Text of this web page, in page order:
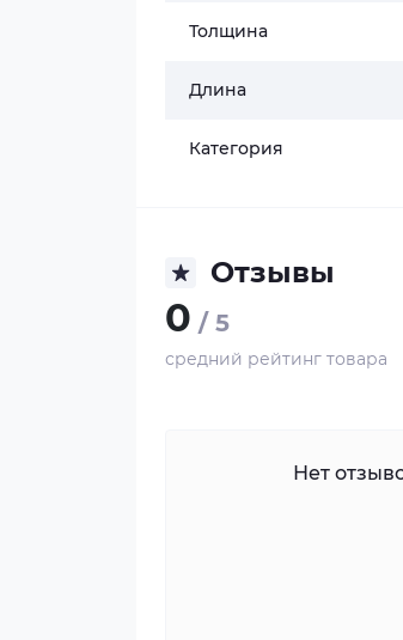
Толщина
Длина
Категория
Отзывы
0 / 5
средний рейтинг товара
Нет